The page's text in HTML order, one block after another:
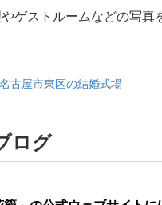
ゲストルームなどの写真
古屋市東区の結婚式場
ログ